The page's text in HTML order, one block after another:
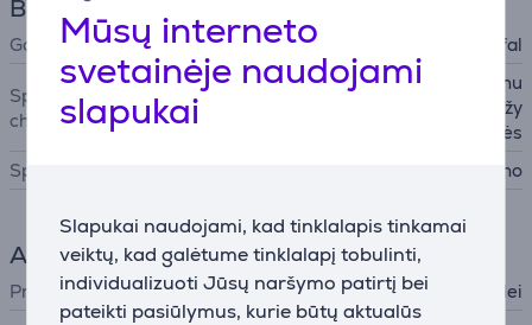
Mūsų interneto
svetainėje naudojami
slapukai
Slapukai naudojami, kad tinklalapis tinkamai
veiktų, kad galėtume tinklalapį tobulinti,
individualizuoti Jūsų naršymo patirtį bei
pateikti pasiūlymus, kurie būtų aktualūs
Bendri parametrai
Gamintojas Tefal
Specialiosios
charakteristikos
pylimo kraštas, dangtis su nu
pylimo funkcija, matavimo žy
mės
Spalva
Nerūdijančio plieno
Aksesuaras
Priedo tipas Orkaitei, Viryklei